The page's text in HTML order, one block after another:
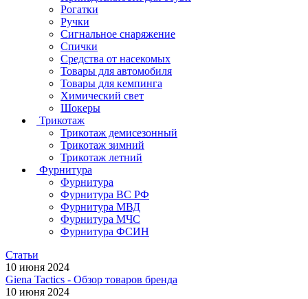
Рогатки
Ручки
Сигнальное снаряжение
Спички
Средства от насекомых
Товары для автомобиля
Товары для кемпинга
Химический свет
Шокеры
Трикотаж
Трикотаж демисезонный
Трикотаж зимний
Трикотаж летний
Фурнитура
Фурнитура
Фурнитура ВС РФ
Фурнитура МВД
Фурнитура МЧС
Фурнитура ФСИН
Статьи
10 июня 2024
Giena Tactics - Обзор товаров бренда
10 июня 2024